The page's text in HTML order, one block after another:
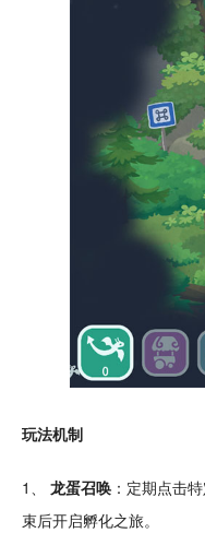
玩法机制
1、 龙蛋召唤 ：定期点击
束后开启孵化之旅。